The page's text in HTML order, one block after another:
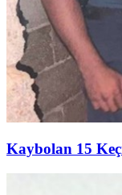
Kaybolan 15